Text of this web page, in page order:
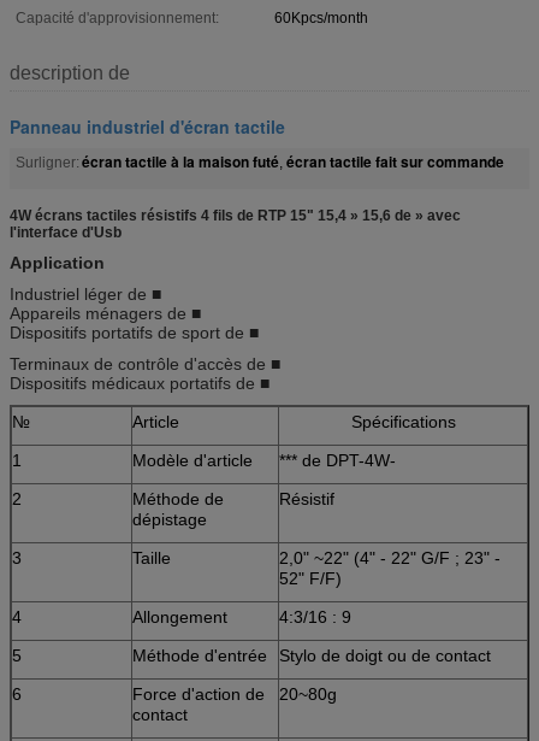
Capacité d'approvisionnement:
60Kpcs/month
description de
Panneau industriel d'écran tactile
Surligner: écran tactile à la maison futé, écran tactile fait sur commande
4W écrans tactiles résistifs 4 fils de RTP 15" 15,4 » 15,6 de » avec
l'interface d'Usb
Application
Industriel léger de ■
Appareils ménagers de ■
Dispositifs portatifs de sport de ■
Terminaux de contrôle d'accès de ■
Dispositifs médicaux portatifs de ■
№
Article
Spécifications
1
Modèle d'article
*** de DPT-4W-
2
Méthode de
dépistage
Résistif
3 Taille
2,0" ~22" (4" - 22" G/F ; 23" -
52" F/F)
4
Allongement
4:3/16 : 9
5
Méthode d'entrée
Stylo de doigt ou de contact
6
Force d'action de
contact
20~80g